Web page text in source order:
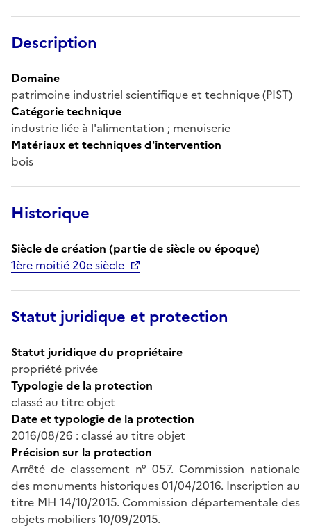
Description
Domaine
patrimoine industriel scientifique et technique (PIST)
Catégorie technique
industrie liée à l'alimentation ; menuiserie
Matériaux et techniques d'intervention
bois
Historique
Siècle de création (partie de siècle ou époque)
1ère moitié 20e siècle
Statut juridique et protection
Statut juridique du propriétaire
propriété privée
Typologie de la protection
classé au titre objet
Date et typologie de la protection
2016/08/26 : classé au titre objet
Précision sur la protection
Arrêté de classement n° 057. Commission nationale
des monuments historiques 01/04/2016. Inscription au
titre MH 14/10/2015. Commission départementale des
objets mobiliers 10/09/2015.